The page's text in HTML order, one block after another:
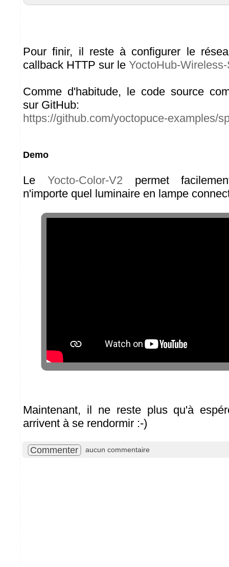
Pour finir, il reste à configurer le
callback HTTP sur le YoctoHub-
Comme d'habitude, le code source
sur GitHub:
https://github.com/yoctopuce-examples/
Demo
Le Yocto-Color-V2 permet
n'importe quel luminaire en lampe
Maintenant, il ne reste plus qu'à
arrivent à se rendormir :-)
Commenter aucun commentaire